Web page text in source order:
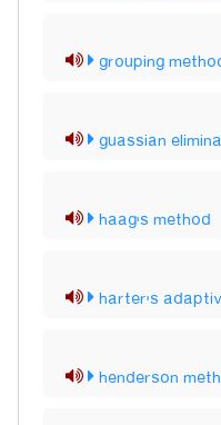
grouping
guassian
haag's method
harter's
henderson